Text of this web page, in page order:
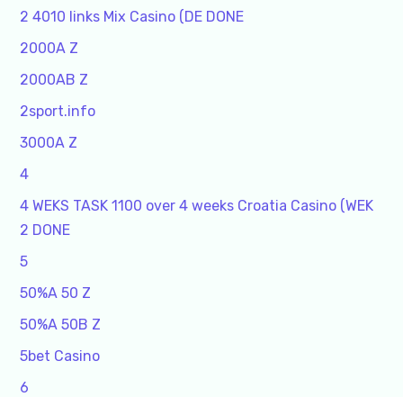
2 4010 links Mix Casino (DE DONE
2000A Z
2000AB Z
2sport.info
3000A Z
4
4 WEKS TASK 1100 over 4 weeks Croatia Casino (WEK
2 DONE
5
50%A 50 Z
50%A 50B Z
5bet Casino
6